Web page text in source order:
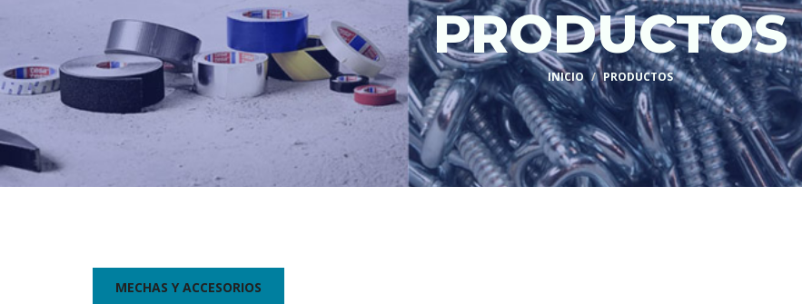
PRODUCTOS
INICIO PRODUCTOS
MECHAS Y ACCESORIOS